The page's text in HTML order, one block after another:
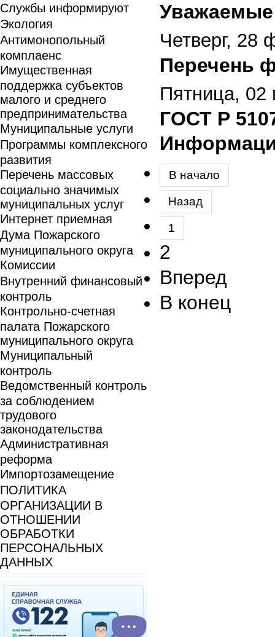
Службы информируют
Экология
Антимонопольный
комплаенс
Имущественная
поддержка субъектов
малого и среднего
предпринимательства
Муниципальные услуги
Программы комплексного
развития
Перечень массовых
социально значимых
муниципальных услуг
Интернет приемная
Дума Пожарского
муниципального округа
Комиссии
Внутренний финансовый
контроль
Контрольно-счетная
палата Пожарского
муниципального округа
Муниципальный
контроль
Ведомственный контроль
за соблюдением
трудового
законодательства
Административная
реформа
Импортозамещение
ПОЛИТИКА
ОРГАНИЗАЦИИ В
ОТНОШЕНИИ
ОБРАБОТКИ
ПЕРСОНАЛЬНЫХ
ДАННЫХ
Уважаемые
Четверг, 28
Перечень
Пятница, 02
ГОСТ Р
В начало
Назад
1
2
Вперед
В конец